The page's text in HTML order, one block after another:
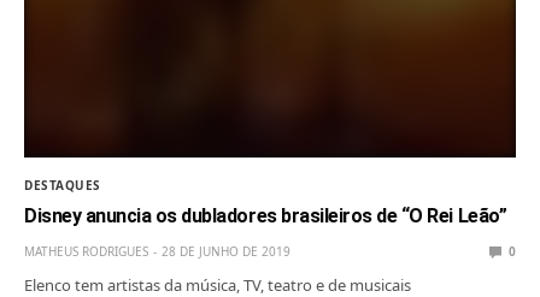
DESTAQUES
Disney anuncia os dubladores brasileiros de “O Rei Leão”
MATHEUS RODRIGUES 28 DE JUNHO DE 2019 0
Elenco tem artistas da música, TV, teatro e de musicais